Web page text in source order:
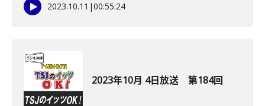
2023.10.11 |00:55:24
2023年10月 4日放送 第184回